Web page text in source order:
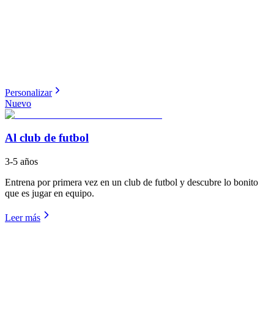
Personalizar
Nuevo
Al club de futbol
3-5 años
Entrena por primera vez en un club de futbol y descubre lo bonito
que es jugar en equipo.
Leer más